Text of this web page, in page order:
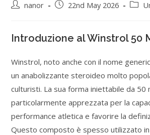
nanor 22nd May 2026
Introduzione al Winstrol 50
Winstrol, noto anche con il nome
un anabolizzante steroideo molto
culturisti. La sua forma iniettabile da 50
particolarmente apprezzata per la
performance atletica e favorire la
Questo composto è spesso utilizzato